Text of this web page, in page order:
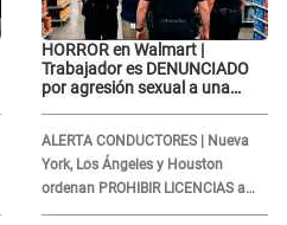
HORROR en Walmart |
Trabajador es DENUNCIADO
por agresión sexual a una
ALERTA CONDUCTORES | Nueva
York, Los Ángeles y Houston
ordenan PROHIBIR LICENCIAS a
quienes no presenten ESTE